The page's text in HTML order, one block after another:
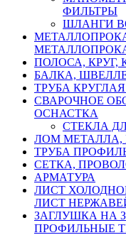
ФИЛЬТРЫ
ШЛАНГИ
ПОЛОСА, КРУГ,
БАЛКА,
ТРУБА
СВАРОЧНОЕ
ОСНАСТКА
СТЕКЛА
ЛОМ МЕТАЛЛА,
ТРУБА
СЕТКА,
АРМАТУРА
ЛИСТ
ЛИСТ
ЗАГЛУШКА НА
ПРОФИЛЬНЫЕ